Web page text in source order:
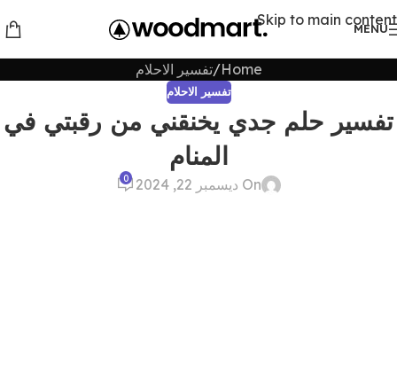
Skip to main content
MENU
Home تفسير الاحلام
تفسير الاحلام
تفسير حلم جدي يخنقني من رقبتي في
المنام
On ديسمبر 22, 2024 0